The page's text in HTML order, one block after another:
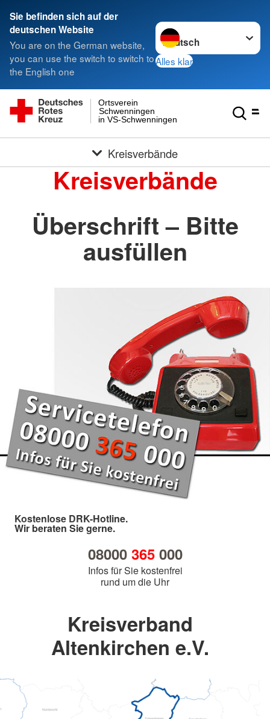
Sie befinden sich auf der
deutschen Website
You are on the German website,
you can use the switch to switch to
the English one
Sprache wechseln zu
Alles klar
in VS-Schwenningen
Schwenningen
Ortsverein
Kreisverbände
Kreisverbände
Überschrift – Bitte
ausfüllen
Kostenlose DRK-Hotline.
Wir beraten Sie gerne.
08000 365000
Infos für Sie kostenfrei
rund um die Uhr
Kreisverband
Altenkirchen e.V.